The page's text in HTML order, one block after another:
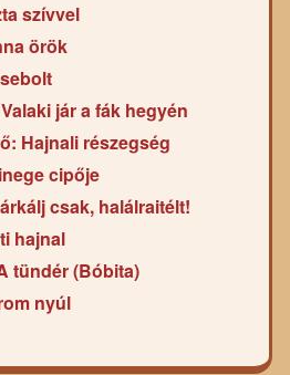
szívvel
örök
jár a fák hegyén
Hajnali részegség
cipője
csak, halálraitélt!
hajnal
tündér (Bóbita)
nyúl